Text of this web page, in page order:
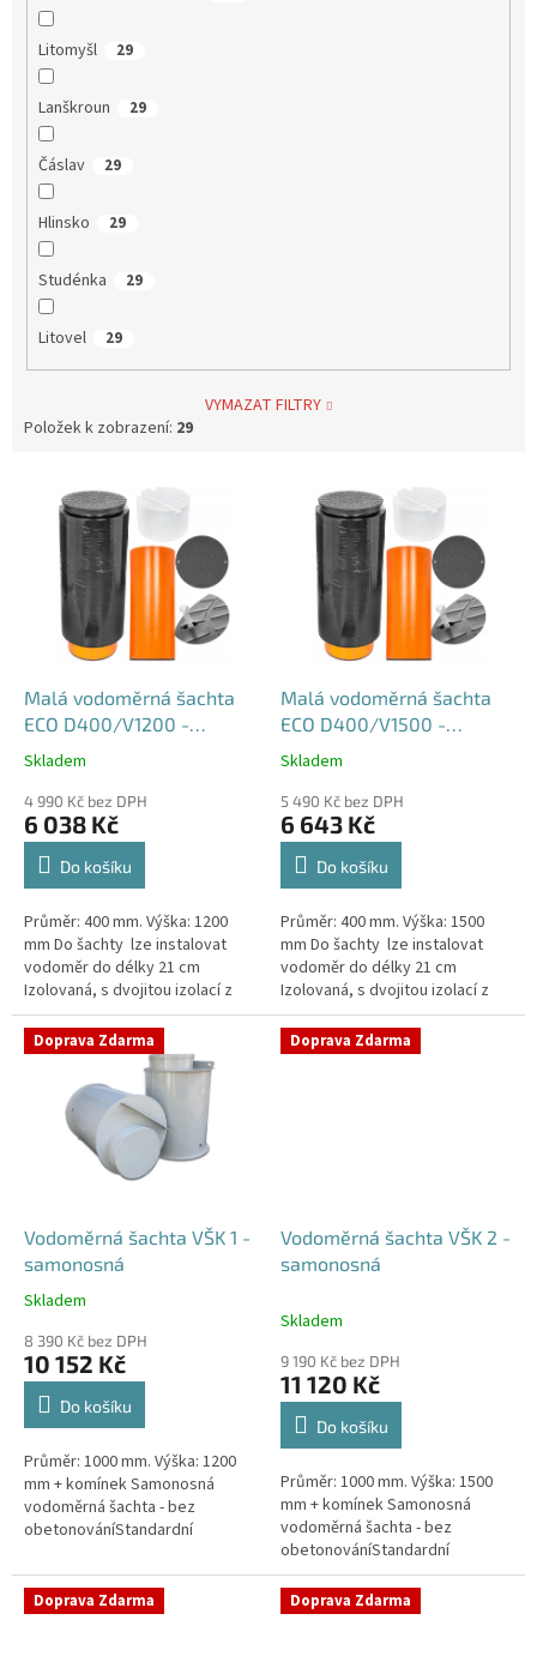
Litomyšl 29
Lanškroun 29
Čáslav 29
Hlinsko 29
Studénka 29
Litovel 29
VYMAZAT FILTRY
Položek k zobrazení: 29
Malá vodoměrná šachta
ECO D400/V1200 -
samonosná
Průměrné
produktu
je
4,5
hvězdiček.
Skladem
4 990 Kč bez DPH
6 038 Kč
Do košíku
Průměr: 400 mm. Výška: 1200
mm Do šachty lze instalovat
vodoměr do délky 21 cm
Izolovaná, s dvojitou izolací z
tvrzeného
polystyrenuSamonosná
vodoměrná šachta DN400 -...
Malá vodoměrná šachta
ECO D400/V1500 -
samonosná
Průměrné
produktu
je
4,6
hvězdiček.
Skladem
5 490 Kč bez DPH
6 643 Kč
Do košíku
Průměr: 400 mm. Výška: 1500
mm Do šachty lze instalovat
vodoměr do délky 21 cm
Izolovaná, s dvojitou izolací z
tvrzeného
polystyrenuSamonosná
vodoměrná šachta DN400 -...
Doprava Zdarma
Vodoměrná šachta VŠK 1 -
samonosná
Průměrné
produktu
je
4,4
hvězdiček.
Skladem
8 390 Kč bez DPH
10 152 Kč
Do košíku
Průměr: 1000 mm. Výška: 1200
mm + komínek Samonosná
vodoměrná šachta - bez
obetonováníStandardní
přání) Český výrobek! Pro
případné dotazy, či...
Doprava Zdarma
Vodoměrná šachta VŠK 2 -
samonosná
Skladem
9 190 Kč bez DPH
11 120 Kč
Do košíku
Průměr: 1000 mm. Výška: 1500
mm + komínek Samonosná
vodoměrná šachta - bez
obetonováníStandardní
prostupy šachty DN32 (jiné na
přání) Český výrobek! Pro
případné dotazy, či...
Doprava Zdarma Doprava Zdarma